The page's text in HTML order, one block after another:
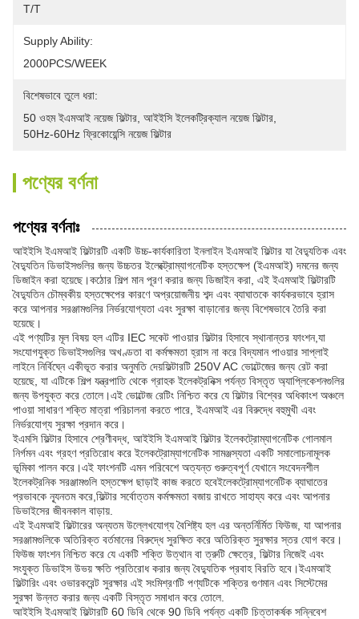
T/T
Supply Ability:
2000PCS/WEEK
বিশেষভাবে তুলে ধরা:
50 ওহম ইএমআই নয়েজ ফিল্টার আইইসি ইলেকট্রিক্যাল নয়েজ ফিল্টার
50Hz-60Hz ফ্রিকোয়েন্সি নয়েজ ফিল্টার
পণ্যের বর্ণনা
পণ্যের বর্ণনাঃ
আইইসি ইএমআই ফিল্টারটি একটি উচ্চ-কার্যকারিতা ইনলাইন ইএমআই ফিল্টার যা বৈদ্যুতিক এবং
বৈদ্যুতিন ডিভাইসগুলির জন্য উচ্চতর ইলেক্ট্রোম্যাগনেটিক হস্তক্ষেপ (ইএমআই) দমনের জন্য
ডিজাইন করা হয়েছে।কঠোর শিল্প মান পূরণ করার জন্য ডিজাইন করা, এই ইএমআই ফিল্টারটি
বৈদ্যুতিন চৌম্বকীয় হস্তক্ষেপের কারণে অপ্রয়োজনীয় শব্দ এবং ব্যাঘাতকে কার্যকরভাবে হ্রাস
করে আপনার সরঞ্জামগুলির নির্ভরযোগ্যতা এবং সুরক্ষা বাড়ানোর জন্য বিশেষভাবে তৈরি করা
হয়েছে।
এই পণ্যটির মূল বিষয় হল এটির IEC সকেট পাওয়ার ফিল্টার হিসাবে স্থানান্তর ফাংশন,যা
সংযোগযুক্ত ডিভাইসগুলির অখণ্ডতা বা কর্মক্ষমতা হ্রাস না করে বিদ্যমান পাওয়ার সাপ্লাই
লাইনে নির্বিঘ্নে একীভূত করার অনুমতি দেয়ফিল্টারটি 250V AC ভোল্টেজের জন্য রেট করা
হয়েছে, যা এটিকে শিল্প যন্ত্রপাতি থেকে গ্রাহক ইলেকট্রনিক্স পর্যন্ত বিস্তৃত অ্যাপ্লিকেশনগুলির
জন্য উপযুক্ত করে তোলে।এই ভোল্টেজ রেটিং নিশ্চিত করে যে ফিল্টার বিশ্বের অধিকাংশ অঞ্চলে
পাওয়া সাধারণ শক্তি মাত্রা পরিচালনা করতে পারে, ইএমআই এর বিরুদ্ধে বহুমুখী এবং
নির্ভরযোগ্য সুরক্ষা প্রদান করে।
ইএমসি ফিল্টার হিসাবে শ্রেণীবদ্ধ, আইইসি ইএমআই ফিল্টার ইলেকট্রোম্যাগনেটিক গোলমাল
নির্গমন এবং গ্রহণ প্রতিরোধ করে ইলেকট্রোম্যাগনেটিক সামঞ্জস্যতা একটি সমালোচনামূলক
ভূমিকা পালন করে।এই ফাংশনটি এমন পরিবেশে অত্যন্ত গুরুত্বপূর্ণ যেখানে সংবেদনশীল
ইলেকট্রনিক সরঞ্জামগুলি হস্তক্ষেপ ছাড়াই কাজ করতে হবেইলেকট্রোম্যাগনেটিক ব্যাঘাতের
প্রভাবকে ন্যূনতম করে,ফিল্টার সর্বোত্তম কর্মক্ষমতা বজায় রাখতে সাহায্য করে এবং আপনার
ডিভাইসের জীবনকাল বাড়ায়.
এই ইএমআই ফিল্টারের অন্যতম উল্লেখযোগ্য বৈশিষ্ট্য হল এর অন্তর্নির্মিত ফিউজ, যা আপনার
সরঞ্জামগুলিকে অতিরিক্ত বর্তমানের বিরুদ্ধে সুরক্ষিত করে অতিরিক্ত সুরক্ষার স্তর যোগ করে।
ফিউজ ফাংশন নিশ্চিত করে যে একটি শক্তি উত্থান বা ত্রুটি ক্ষেত্রে, ফিল্টার নিজেই এবং
সংযুক্ত ডিভাইস উভয় ক্ষতি প্রতিরোধ করার জন্য বৈদ্যুতিক প্রবাহ বিরতি হবে।ইএমআই
ফিল্টারিং এবং ওভারকরেন্ট সুরক্ষার এই সংমিশ্রণটি পণ্যটিকে শক্তির গুণমান এবং সিস্টেমের
সুরক্ষা উন্নত করার জন্য একটি বিস্তৃত সমাধান করে তোলে.
আইইসি ইএমআই ফিল্টারটি 60 ডিবি থেকে 90 ডিবি পর্যন্ত একটি চিত্তাকর্ষক সন্নিবেশ